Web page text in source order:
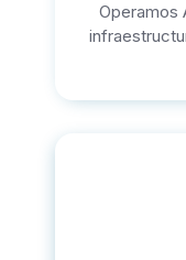
Operamos